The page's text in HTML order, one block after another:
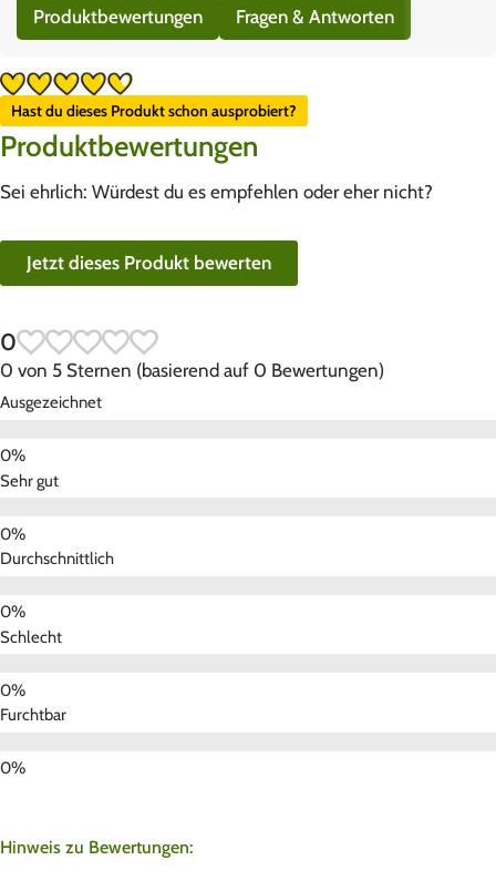
Produktbewertungen Fragen & Antworten
Hast du dieses Produkt schon ausprobiert?
Produktbewertungen
Sei ehrlich: Würdest du es empfehlen oder eher nicht?
Jetzt dieses Produkt bewerten
0
0 von 5 Sternen (basierend auf 0 Bewertungen)
Ausgezeichnet
Sehr gut
Durchschnittlich
Schlecht
Furchtbar
Hinweis zu Bewertungen: